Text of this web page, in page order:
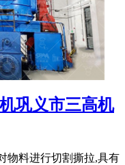
巩义市三高机
物料进行切割撕拉,具有